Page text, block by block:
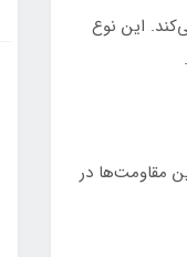
این نوع
مقاومت‌ها در